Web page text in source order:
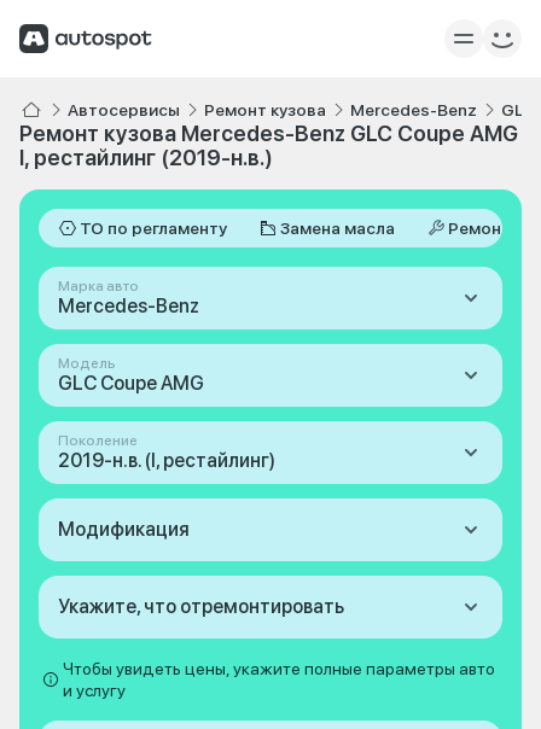
Автосервисы Ремонт кузова Mercedes-Benz GLC
Ремонт кузова Mercedes-Benz GLC Coupe AMG
I, рестайлинг (2019-н.в.)
ТО по регламенту Замена масла Ремонт
Марка авто
Mercedes-Benz
Модель
GLC Coupe AMG
Поколение
2019-н.в. (I, рестайлинг)
Модификация
Укажите, что отремонтировать
Чтобы увидеть цены, укажите полные параметры авто
и услугу